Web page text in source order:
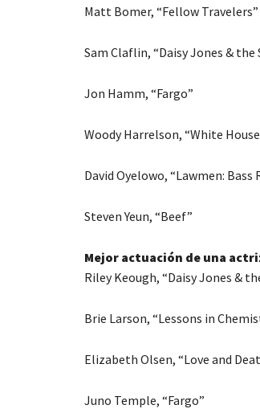
Matt Bomer, “Fellow Travelers”
Sam Claflin, “Daisy Jones & the
Jon Hamm, “Fargo”
Woody Harrelson, “White
David Oyelowo, “Lawmen: Bass
Steven Yeun, “Beef”
Mejor actuación de una
Riley Keough, “Daisy Jones &
Brie Larson, “Lessons in
Elizabeth Olsen, “Love and
Juno Temple, “Fargo”